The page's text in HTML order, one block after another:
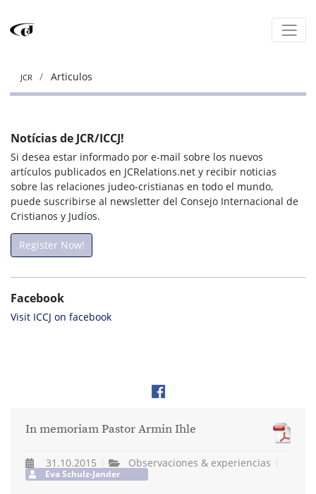
JCR Articulos
Notícias de JCR/ICCJ!
Si desea estar informado por e-mail sobre los nuevos
artículos publicados en JCRelations.net y recibir noticias
sobre las relaciones judeo-cristianas en todo el mundo,
puede suscribirse al newsletter del Consejo Internacional de
Cristianos y Judíos.
Register Now!
Facebook
Visit ICCJ on facebook
In memoriam Pastor Armin Ihle
31.10.2015 Observaciones & experiencias
Eva Schulz-Jander